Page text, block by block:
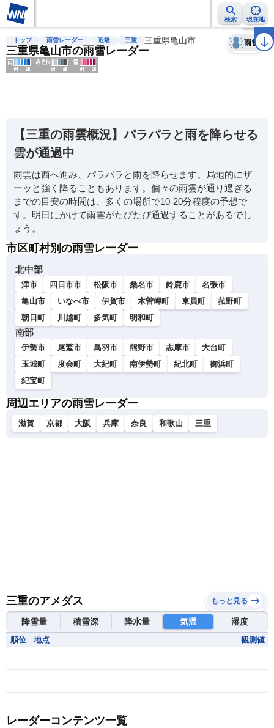
検索 現在地
雨雲レーダー 台風情報 地震情報 警報・注意報 2週間天気 ラ
トップ 雨雪レーダー 近畿 三重 三重県亀山市
三重県亀山市の雨雪レーダー
雨雪
天気 台風
【三重の雨雲概況】パラパラと雨を降らせる
雲が通過中
雨雲は西へ進み、パラパラと雨を降らせます。局地的にザ
ーッと強く降ることもあります。個々の雨雲が通り過ぎる
までの目安の時間は、多くの場所で10-20分程度の予想で
す。明日にかけて雨雲がたびたび通過することがあるでし
ょう。
市区町村別の雨雪レーダー
北中部
津市 四日市市 松阪市 桑名市 鈴鹿市
名張市
亀山市
いなべ市 伊賀市 木曽岬町 東員町
菰野町
朝日町
川越町 多気町 明和町
南部
伊勢市 尾鷲市 鳥羽市 熊野市 志摩市
大台町
玉城町
度会町 大紀町 南伊勢町 紀北町
御浜町
紀宝町
周辺エリアの雨雪レーダー
滋賀 京都 大阪 兵庫 奈良 和歌山 三重
三重のアメダス もっと見る
降雪量 積雪深 降水量 気温 湿度
順位 地点 観測値
レーダーコンテンツ一覧